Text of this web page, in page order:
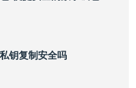
钥复制安全吗